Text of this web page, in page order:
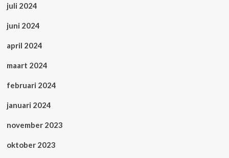
juli 2024
juni 2024
april 2024
maart 2024
februari 2024
januari 2024
november 2023
oktober 2023